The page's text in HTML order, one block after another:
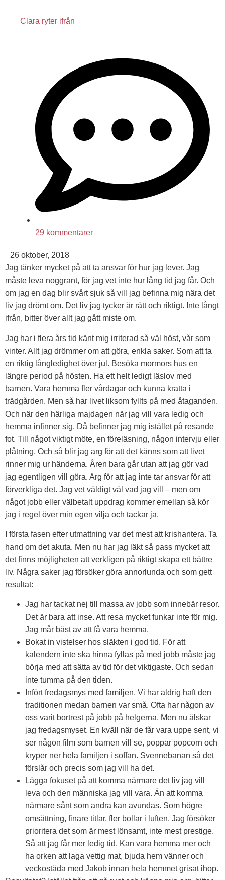
Clara ryter ifrån
29 kommentarer
26 oktober, 2018
Jag tänker mycket på att ta ansvar för hur jag lever. Jag
måste leva noggrant, för jag vet inte hur lång tid jag får. Och
om jag en dag blir svårt sjuk så vill jag befinna mig nära det
liv jag drömt om. Det liv jag tycker är rätt och riktigt. Inte långt
ifrån, bitter över allt jag gått miste om.
Jag har i flera års tid känt mig irriterad så väl höst, vår som
vinter. Allt jag drömmer om att göra, enkla saker. Som att ta
en riktig långledighet över jul. Besöka mormors hus en
längre period på hösten. Ha ett helt ledigt läslov med
barnen. Vara hemma fler vårdagar och kunna kratta i
trädgården. Men så har livet liksom fyllts på med åtaganden.
Och när den härliga majdagen när jag vill vara ledig och
hemma infinner sig. Då befinner jag mig istället på resande
fot. Till något viktigt möte, en föreläsning, någon intervju eller
plåtning. Och så blir jag arg för att det känns som att livet
rinner mig ur händerna. Åren bara går utan att jag gör vad
jag egentligen vill göra. Arg för att jag inte tar ansvar för att
förverkliga det. Jag vet väldigt väl vad jag vill – men om
något jobb eller välbetalt uppdrag kommer emellan så kör
jag i regel över min egen vilja och tackar ja.
I första fasen efter utmattning var det mest att krishantera. Ta
hand om det akuta. Men nu har jag läkt så pass mycket att
det finns möjligheten att verkligen på riktigt skapa ett bättre
liv. Några saker jag försöker göra annorlunda och som gett
resultat:
Jag har tackat nej till massa av jobb som innebär resor.
Det är bara att inse. Att resa mycket funkar inte för mig.
Jag mår bäst av att få vara hemma.
Bokat in vistelser hos släkten i god tid. För att
kalendern inte ska hinna fyllas på med jobb måste jag
börja med att sätta av tid för det viktigaste. Och sedan
inte tumma på den tiden.
Infört fredagsmys med familjen. Vi har aldrig haft den
traditionen medan barnen var små. Ofta har någon av
oss varit bortrest på jobb på helgerna. Men nu älskar
jag fredagsmyset. En kväll när de får vara uppe sent, vi
ser någon film som barnen vill se, poppar popcorn och
kryper ner hela familjen i soffan. Svennebanan så det
förslår och precis som jag vill ha det.
Lägga fokuset på att komma närmare det liv jag vill
leva och den människa jag vill vara. Än att komma
närmare sånt som andra kan avundas. Som högre
omsättning, finare titlar, fler bollar i luften. Jag försöker
prioritera det som är mest lönsamt, inte mest prestige.
Så att jag får mer ledig tid. Kan vara hemma mer och
ha orken att laga vettig mat, bjuda hem vänner och
veckostäda med Jakob innan hela hemmet grisat ihop.